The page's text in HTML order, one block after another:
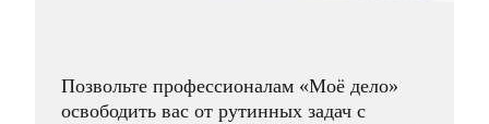
Позвольте профессионалам «Моё дело»
освободить вас от рутинных задач с